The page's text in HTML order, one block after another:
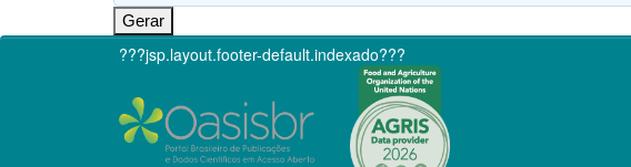
???jsp.layout.footer-default.indexado???